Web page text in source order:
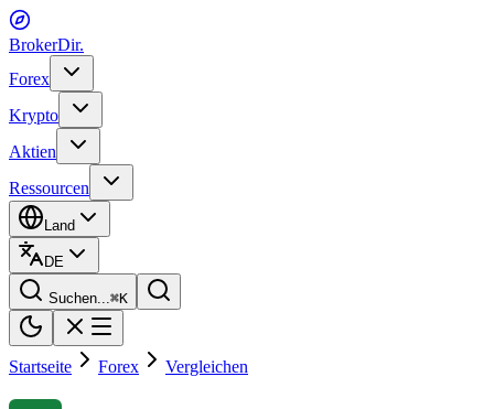
BrokerDir.
Forex
Krypto
Aktien
Ressourcen
Land
DE
Suchen...⌘K
Startseite Forex Vergleichen